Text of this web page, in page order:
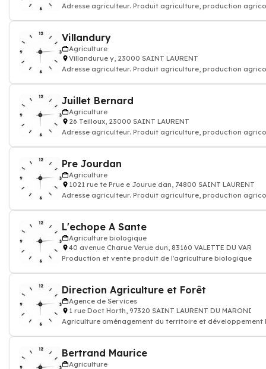
Adresse agriculteur. Produit agriculture, production
Villandury
Agriculture
Villandurue y, 23000 SAINT LAURENT
Adresse agriculteur. Produit agriculture, production
Juillet Bernard
Agriculture
26 Teilloux, 23000 SAINT LAURENT
Adresse agriculteur. Produit agriculture, production
Pre Jourdan
Agriculture
1021 rue te Prue e Jourue dan, 74800 SAINT LAURENT
Adresse agriculteur. Produit agriculture, production
L'echope A Sante
Agriculture biologique
40 avenue Charue Verue dun, 83160 VALETTE DU VAR
Production et vente produit de l'agriculture biologique
Direction Agriculture et Forêt
Agence de Services
1 rue Doct Horth, 97320 SAINT LAURENT DU MARONI
Agriculture aménagement du territoire et développement
Bertrand Maurice
Agriculture